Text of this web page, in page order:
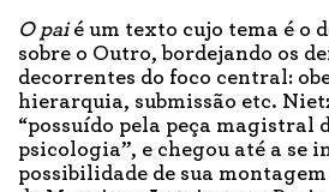
O paié um texto cujo tema é o
sobre o Outro, bordejando os
decorrentes do foco central:
hierarquia, submissão etc.
“possuído pela peça magistral
psicologia”, e chegou até a se
possibilidade de sua